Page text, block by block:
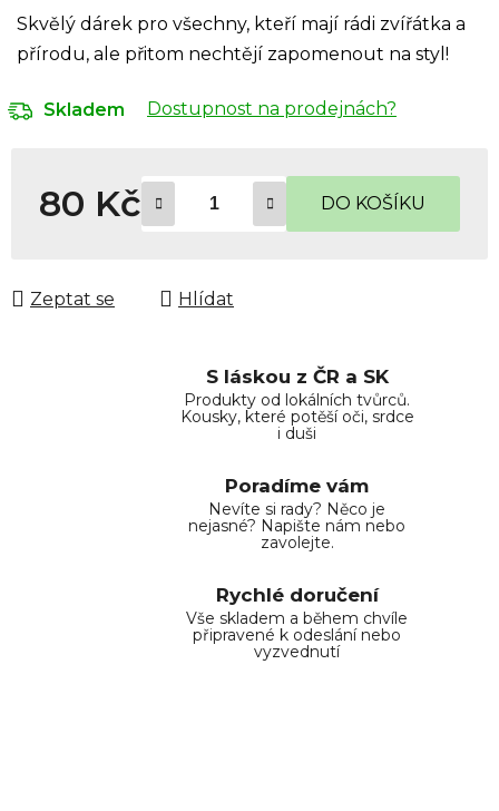
Skvělý dárek pro všechny, kteří mají rádi zvířátka a
přírodu, ale přitom nechtějí zapomenout na styl!
Skladem Dostupnost na prodejnách?
80 Kč DO KOŠÍKU
Zeptat se Hlídat
S láskou z ČR a SK
Produkty od lokálních tvůrců.
Kousky, které potěší oči, srdce
i duši
Poradíme vám
Nevíte si rady? Něco je
nejasné? Napište nám nebo
zavolejte.
Rychlé doručení
Vše skladem a během chvíle
připravené k odeslání nebo
vyzvednutí